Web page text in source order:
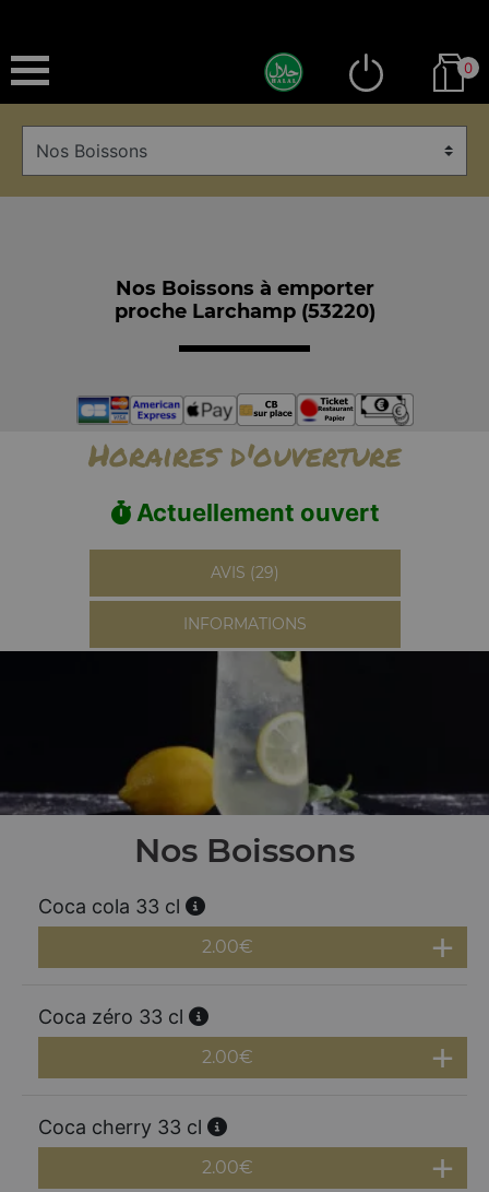
0
Nos Boissons à emporter
proche Larchamp (53220)
Horaires d'ouverture
Actuellement ouvert
AVIS (29)
INFORMATIONS
Nos Boissons
Coca cola 33 cl
2.00€
Coca zéro 33 cl
2.00€
Coca cherry 33 cl
2.00€